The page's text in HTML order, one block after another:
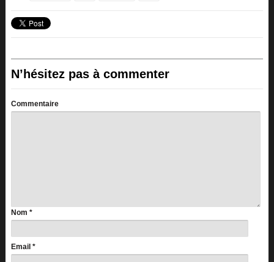
N’hésitez pas à commenter
Commentaire
Nom *
Email *